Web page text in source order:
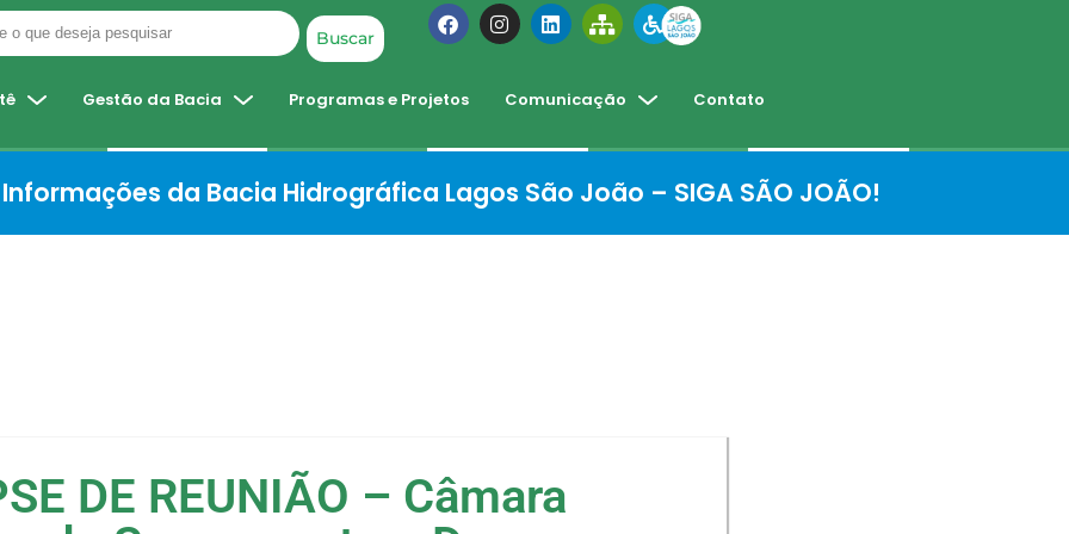
Buscar
Gestão da Bacia Programas e Projetos Comunicação Contato
da Bacia Hidrográfica Lagos São João – SIGA SÃO JOÃO!
DE REUNIÃO – Câmara